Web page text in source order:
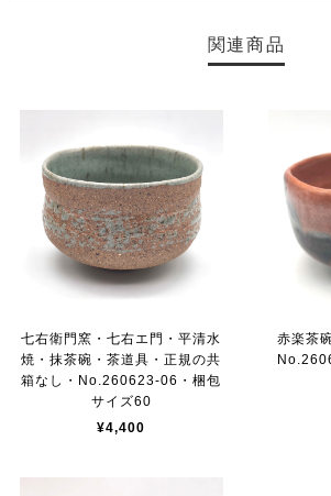
関連商品
七右衛門窯・七右エ門・平清水
焼・抹茶碗・茶道具・正規の共
箱なし・No.260623-06・梱包
サイズ60
¥4,400
赤楽茶